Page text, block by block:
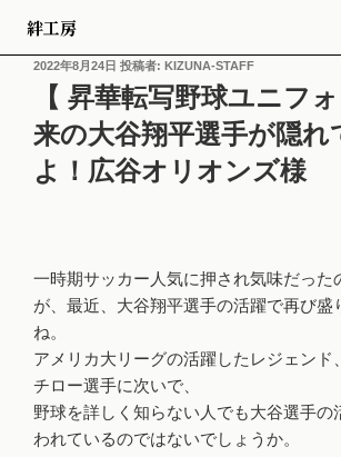
絆工房
2022年8月24日 投稿者: KIZUNA-STAFF
【 昇華転写野球ユニフ
来の大谷翔平選手が隠れ
よ！広谷オリオンズ様
一時期サッカー人気に押され気味だった
が、最近、大谷翔平選手の活躍で再び盛
ね。
アメリカ大リーグの活躍したレジェンド
チロー選手に次いで、
野球を詳しく知らない人でも大谷選手の
われているのではないでしょうか。